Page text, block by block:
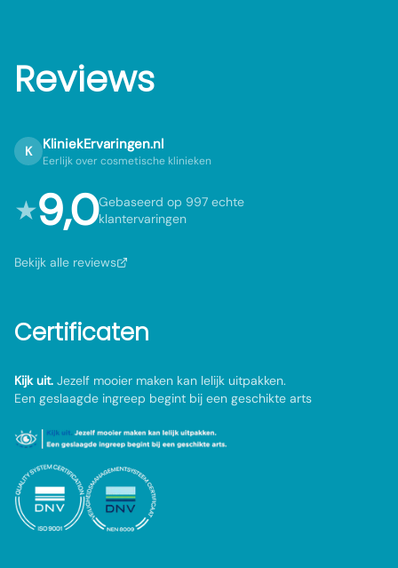
Reviews
K KliniekErvaringen.nl
Eerlijk over cosmetische klinieken
★9,0Gebaseerd op 997 echte
klantervaringen
Bekijk alle reviews
Certificaten
Kijk uit. Jezelf mooier maken kan lelijk uitpakken.
Een geslaagde ingreep begint bij een geschikte arts